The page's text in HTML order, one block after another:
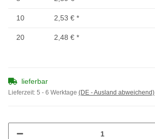
10 2,53 € *
20 2,48 € *
lieferbar
Lieferzeit: 5 - 6 Werktage (DE - Ausland abweichend)